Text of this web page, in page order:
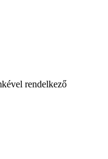
rendelkező